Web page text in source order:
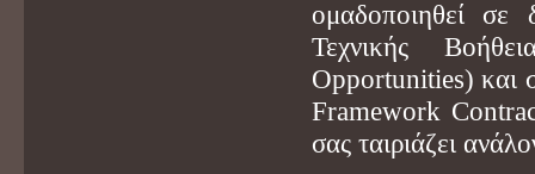
ομαδοποιηθεί σε
Τεχνικής
Opportunities) και
Framework
σας ταιριάζει